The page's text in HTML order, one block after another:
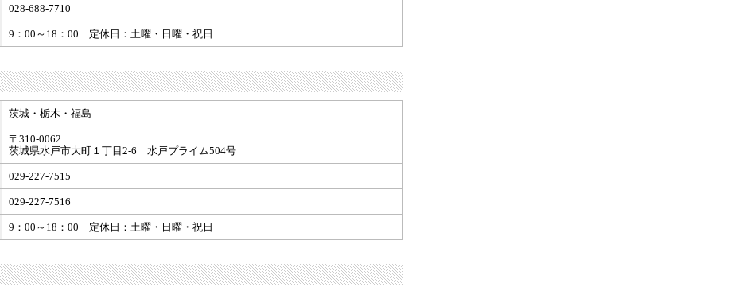
028-688-7710
9：00～18：00 定休日：土曜・日曜・祝日
茨城・栃木・福島
〒310-0062
茨城県水戸市大町１丁目2-6 水戸プライム504号
029-227-7515
029-227-7516
9：00～18：00 定休日：土曜・日曜・祝日